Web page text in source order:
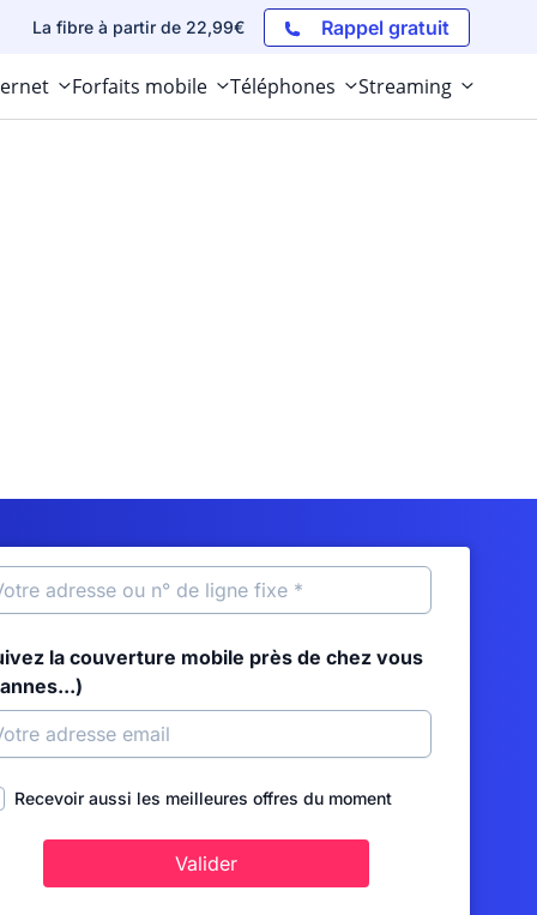
La fibre à partir de 22,99€ Rappel gratuit
Forfaits mobile Téléphones Streaming
la couverture mobile près de chez vous
Recevoir aussi les meilleures offres du moment
Valider